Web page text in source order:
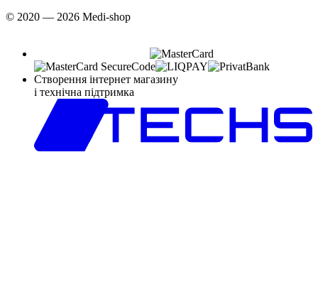
© 2020 — 2026 Medi-shop
Створення інтернет магазину
і технічна підтримка